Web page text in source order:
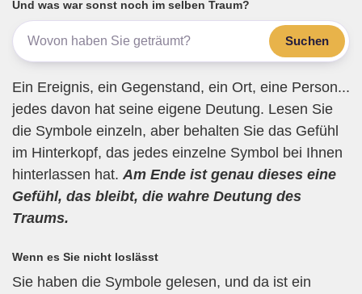
o
o
k
m p
p
Und was war sonst noch im selben Traum?
Suchen
Ein Ereignis, ein Gegenstand, ein Ort, eine Person...
jedes davon hat seine eigene Deutung. Lesen Sie
die Symbole einzeln, aber behalten Sie das Gefühl
im Hinterkopf, das jedes einzelne Symbol bei Ihnen
hinterlassen hat. Am Ende ist genau dieses eine
Gefühl, das bleibt, die wahre Deutung des
Traums.
Wenn es Sie nicht loslässt
Sie haben die Symbole gelesen, und da ist ein